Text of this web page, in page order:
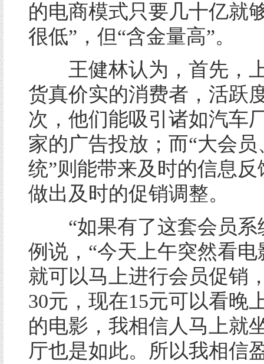
的电商模式只要几十亿就
很低”，但“含金量高”。
王健林认为，首先，
货真价实的消费者，活跃
次，他们能吸引诸如汽车
家的广告投放；而“大会
统”则能带来及时的信息
做出及时的促销调整。
“如果有了这套会员系
例说，“今天上午突然看
就可以马上进行会员促销
30元，现在15元可以看晚
的电影，我相信人马上就
厅也是如此。所以我相信